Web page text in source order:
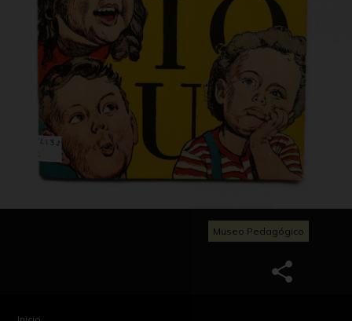
Museo Pedagógico